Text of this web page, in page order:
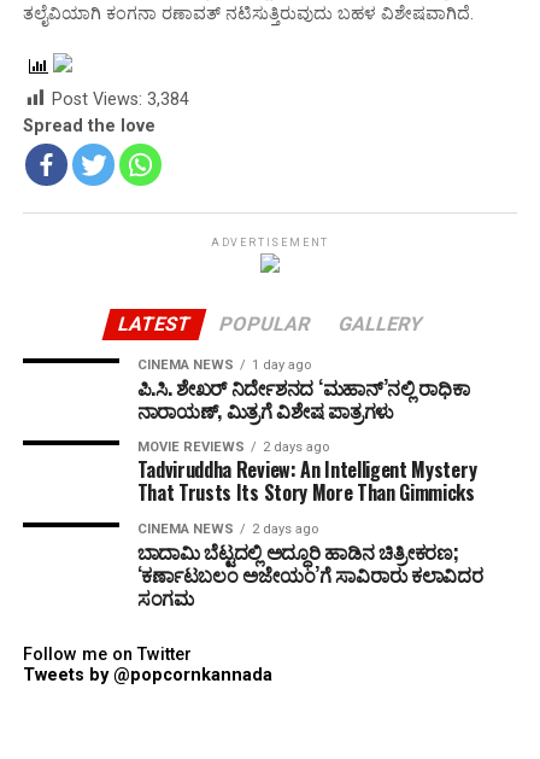
ತಲೈವಿಯಾಗಿ ಕಂಗನಾ ರಣಾವತ್‌ ನಟಿಸುತ್ತಿರುವುದು ಬಹಳ ವಿಶೇಷವಾಗಿದೆ.
Post Views: 3,384
Spread the love
ADVERTISEMENT
LATEST POPULAR GALLERY
CINEMA NEWS 1 day ago
ಪಿ.ಸಿ. ಶೇಖರ್ ನಿರ್ದೇಶನದ ‘ಮಹಾನ್’ನಲ್ಲಿ ರಾಧಿಕಾ
ನಾರಾಯಣ್, ಮಿತ್ರಗೆ ವಿಶೇಷ ಪಾತ್ರಗಳು
MOVIE REVIEWS 2 days ago
Tadviruddha Review: An Intelligent Mystery
That Trusts Its Story More Than Gimmicks
CINEMA NEWS 2 days ago
ಬಾದಾಮಿ ಬೆಟ್ಟದಲ್ಲಿ ಅದ್ಧೂರಿ ಹಾಡಿನ ಚಿತ್ರೀಕರಣ;
‘ಕರ್ಣಾಟಬಲಂ ಅಜೇಯಂ’ಗೆ ಸಾವಿರಾರು ಕಲಾವಿದರ
ಸಂಗಮ
Follow me on Twitter
Tweets by @popcornkannada